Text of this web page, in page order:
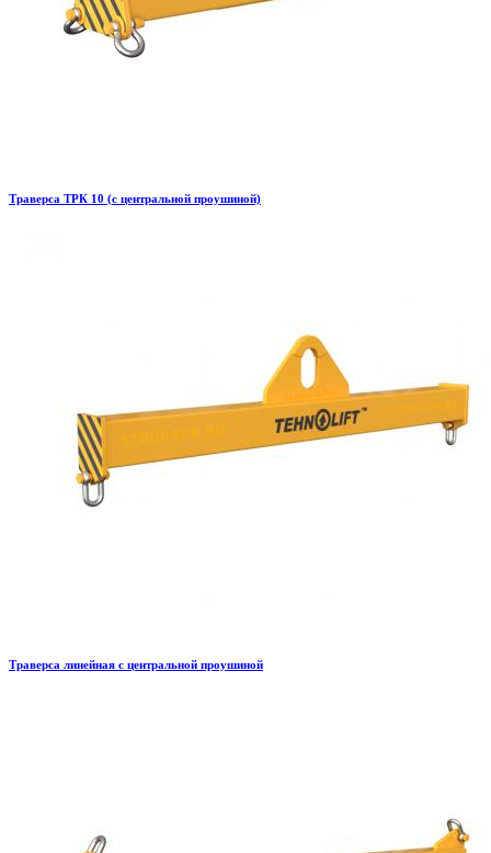
Траверса ТРК 10 (с центральной проушиной)
Траверса линейная с центральной проушиной